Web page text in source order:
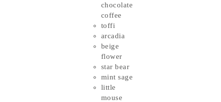
chocolate
coffee
toffi
arcadia
beige
flower
star bear
mint sage
little
mouse